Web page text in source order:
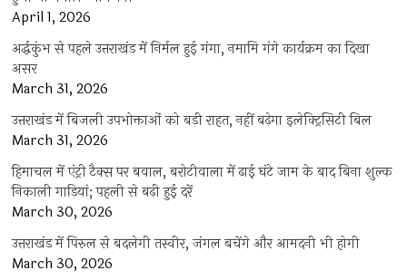
April 1, 2026
अर्द्धकुंभ से पहले उत्तराखंड में निर्मल हुई गंगा, नमामि गंगे कार्यक्रम का दिखा
असर
March 31, 2026
उत्तराखंड में बिजली उपभोक्ताओं को बड़ी राहत, नहीं बढ़ेगा इलेक्ट्रिसिटी बिल
March 31, 2026
हिमाचल में एंट्री टैक्स पर बवाल, बरोटीवाला में ढाई घंटे जाम के बाद बिना शुल्क
निकाली गाड़ियां; पहली से बढ़ी हुई दरें
March 30, 2026
उत्तराखंड में पिरुल से बदलेगी तस्वीर, जंगल बचेंगे और आमदनी भी होगी
March 30, 2026